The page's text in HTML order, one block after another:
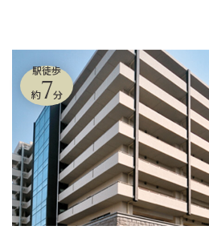
駅徒歩
約7分